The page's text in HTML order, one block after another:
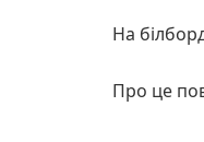
На
Про це